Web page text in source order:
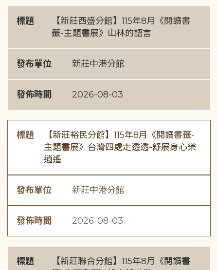
標題
【新莊西盛分館】115年8月《閱讀書
籤-主題書展》山林的語言
發布單位 新莊中港分館
發佈時間 2026-08-03
標題
【新莊裕民分館】115年8月《閱讀書籤-
主題書展》台灣四處走透透-舒展身心樂
逍遙
發布單位 新莊中港分館
發佈時間 2026-08-03
標題
【新莊聯合分館】115年8月《閱讀書